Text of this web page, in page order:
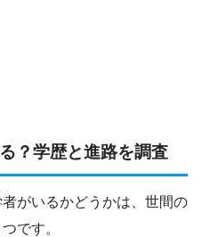
？学歴と進路を調査
がいるかどうかは、世間の
です。